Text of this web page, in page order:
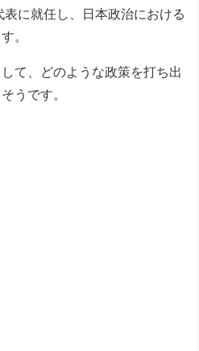
に就任し、日本政治における
。
て、どのような政策を打ち出
うです。